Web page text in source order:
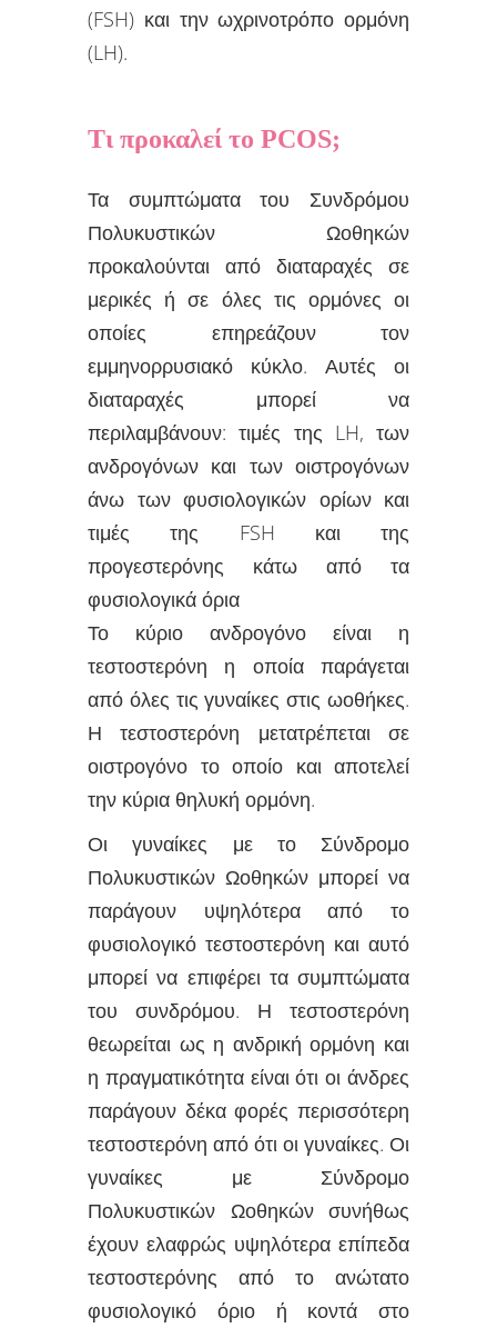
(FSH) και την ωχρινοτρόπο ορμόνη
(LH).
Τι προκαλεί το PCOS;
Τα συμπτώματα του Συνδρόμου
Πολυκυστικών Ωοθηκών
προκαλούνται από διαταραχές σε
μερικές ή σε όλες τις ορμόνες οι
οποίες επηρεάζουν τον
εμμηνορρυσιακό κύκλο. Αυτές οι
διαταραχές μπορεί να
περιλαμβάνουν: τιμές της LH, των
ανδρογόνων και των οιστρογόνων
άνω των φυσιολογικών ορίων και
τιμές της FSH και της
προγεστερόνης κάτω από τα
φυσιολογικά όρια
Το κύριο ανδρογόνο είναι η
τεστοστερόνη η οποία παράγεται
από όλες τις γυναίκες στις ωοθήκες.
Η τεστοστερόνη μετατρέπεται σε
οιστρογόνο το οποίο και αποτελεί
την κύρια θηλυκή ορμόνη.
Οι γυναίκες με το Σύνδρομο
Πολυκυστικών Ωοθηκών μπορεί να
παράγουν υψηλότερα από το
φυσιολογικό τεστοστερόνη και αυτό
μπορεί να επιφέρει τα συμπτώματα
του συνδρόμου. Η τεστοστερόνη
θεωρείται ως η ανδρική ορμόνη και
η πραγματικότητα είναι ότι οι άνδρες
παράγουν δέκα φορές περισσότερη
τεστοστερόνη από ότι οι γυναίκες. Οι
γυναίκες με Σύνδρομο
Πολυκυστικών Ωοθηκών συνήθως
έχουν ελαφρώς υψηλότερα επίπεδα
τεστοστερόνης από το ανώτατο
φυσιολογικό όριο ή κοντά στο